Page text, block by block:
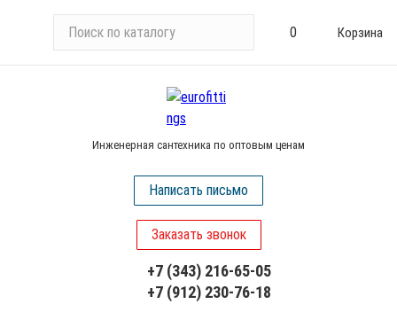
и
0 Корзина
Инженерная сантехника по оптовым ценам
Написать письмо
Заказать звонок
+7 (343) 216-65-05
+7 (912) 230-76-18